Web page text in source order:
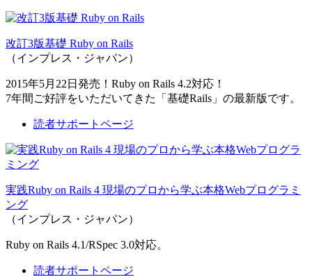
改訂3版基礎 Ruby on Rails
（インプレス・ジャパン）
2015年5月22日発売！Ruby on Rails 4.2対応！
7年間ご好評をいただいてきた「基礎Rails」の最新版です。
読者サポートページ
実践Ruby on Rails 4 現場のプロから学ぶ本格Webプログラミ
ング
（インプレス・ジャパン）
Ruby on Rails 4.1/RSpec 3.0対応。
読者サポートページ